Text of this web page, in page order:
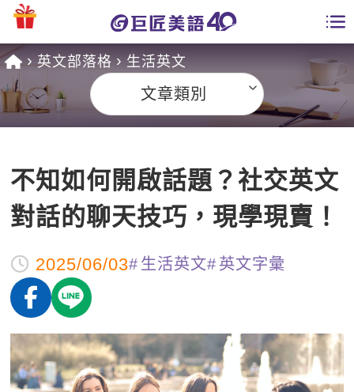
課程總覽
英文課程總表
英文會話
商用英文
英文檢定
TOEIC 多益課程
IELTS 雅思課程
能力養成
自然發音
特色課程
全國分校
英文部落格
影音學英文
師資團隊
學習分享
學員故事
校園贊助
學員專區
英文部落格 生活英文
文章類別
不知如何開啟話題？社交英文
對話的聊天技巧，現學現賣！
2025/06/03 生活英文 英文字彙